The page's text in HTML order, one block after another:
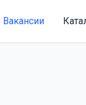
Вакансии